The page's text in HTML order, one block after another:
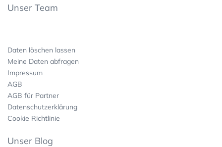
Unser Team
Daten löschen lassen
Meine Daten abfragen
Impressum
AGB
AGB für Partner
Datenschutzerklärung
Cookie Richtlinie
Unser Blog